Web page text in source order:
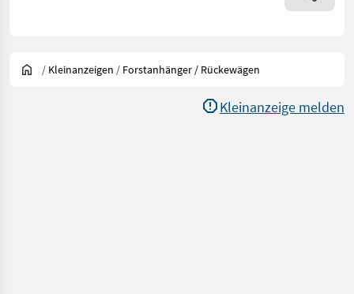
/ Kleinanzeigen / Forstanhänger / Rückewägen
Kleinanzeige melden